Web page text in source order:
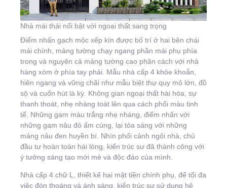
Nhà mái thái nổi bật với ngoại thất sang trọng
Điểm nhấn gạch mộc xếp kín được bố trí ở hai bên chái
mái chính, mảng tường chạy ngang phần mái phụ phía
trong và nguyên cả mảng tường cao phân cách với nhà
hàng xóm ở phía tay phải. Mẫu nhà cấp 4 khỏe khoắn,
hiên ngang và vững chãi như mẫu biệt thự quy mô lớn, đồ
sộ và cuốn hút là kỳ. Không gian ngoại thất hài hòa, sự
thanh thoát, nhẹ nhàng toát lên qua cách phối màu tinh
tế. Những gam màu trắng nhẹ nhàng, điểm nhấn với
những gam nâu đỏ ấm cúng, lại tỏa sáng với những
mảng nâu đen huyền bí. Nhìn phối cảnh ngôi nhà, chủ
đầu tư hoàn toàn hài lòng, kiến trúc sư đã thành công với
ý tưởng sáng tạo mới mẻ và độc đáo của mình.
Nhà cấp 4 chữ L, thiết kế hai mặt tiền chính phụ, để tối đa
việc đón thoáng và ánh sáng, kiến trúc sư sử dụng hệ